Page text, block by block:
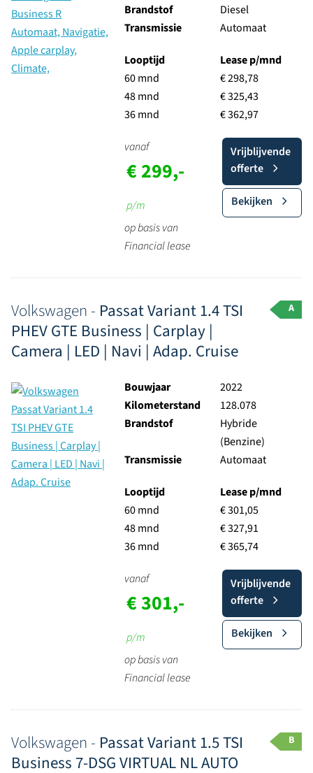
Brandstof
Diesel
Transmissie
Automaat
Looptijd
60 mnd
48 mnd
36 mnd
Lease p/mnd
€ 298,78
€ 325,43
€ 362,97
vanaf
€ 299,-
p/m
op basis van
Financial lease
Vrijblijvende
offerte
Bekijken
Volkswagen - Passat Variant 1.4 TSI
PHEV GTE Business | Carplay |
Camera | LED | Navi | Adap. Cruise
A
Bouwjaar
2022
Kilometerstand
128.078
Brandstof
Hybride
(Benzine)
Transmissie
Automaat
Looptijd
60 mnd
48 mnd
36 mnd
Lease p/mnd
€ 301,05
€ 327,91
€ 365,74
vanaf
€ 301,-
p/m
op basis van
Financial lease
Vrijblijvende
offerte
Bekijken
Volkswagen - Passat Variant 1.5 TSI
Business 7-DSG VIRTUAL NL AUTO
B